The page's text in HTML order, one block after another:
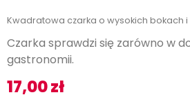
Kwadratowa czarka o wysokich bokach
Czarka sprawdzi się zarówno w
gastronomii.
17,00zł